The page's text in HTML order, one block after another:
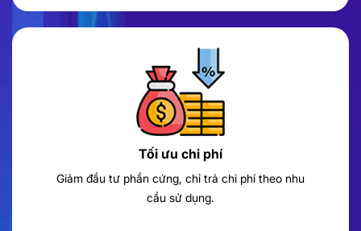
Tối ưu chi phí
Giảm đầu tư phần cứng, chỉ trả chi phí theo nhu
cầu sử dụng.